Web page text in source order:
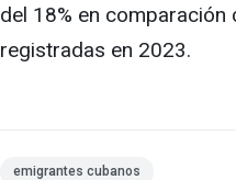
del 18% en
registradas en 2023.
emigrantes cubanos